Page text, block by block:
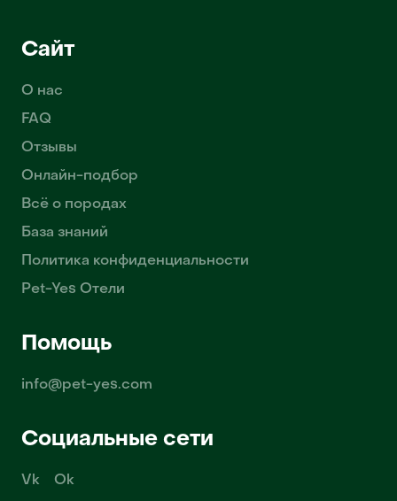
Сайт
О нас
FAQ
Отзывы
Онлайн-подбор
Всё о породах
База знаний
Политика конфиденциальности
Pet-Yes Отели
Помощь
info@pet-yes.com
Социальные сети
Vk Ok